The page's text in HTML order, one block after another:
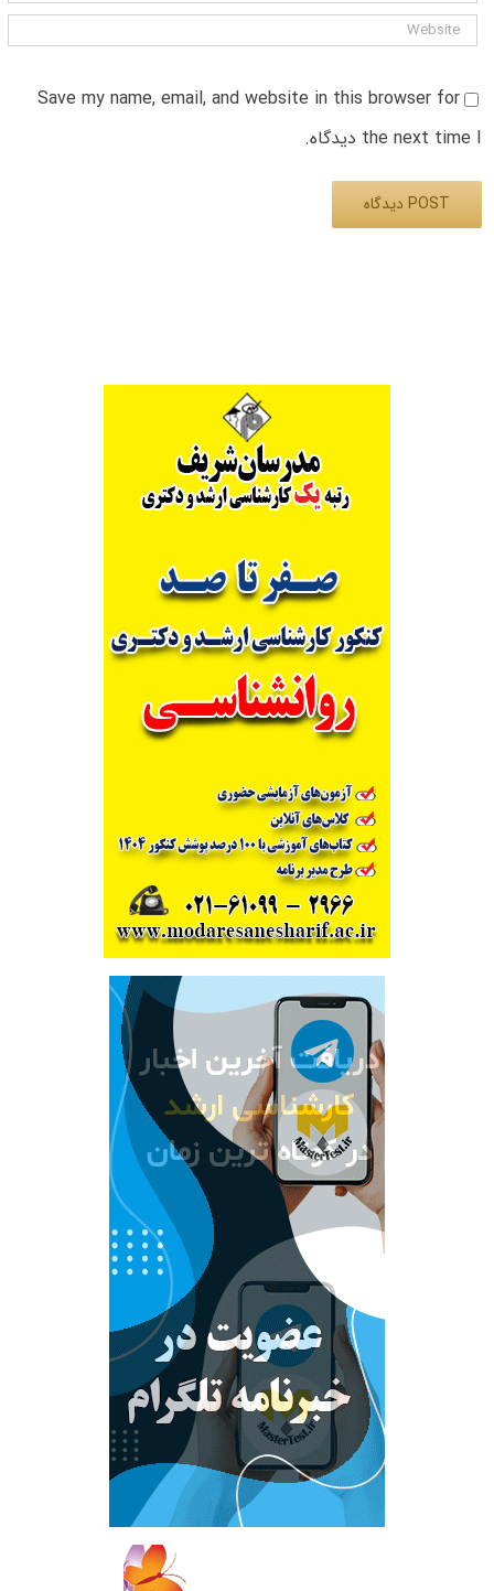
Save my name, email, and website in this browser for
the next time I دیدگاه.